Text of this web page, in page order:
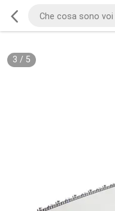
3 / 5